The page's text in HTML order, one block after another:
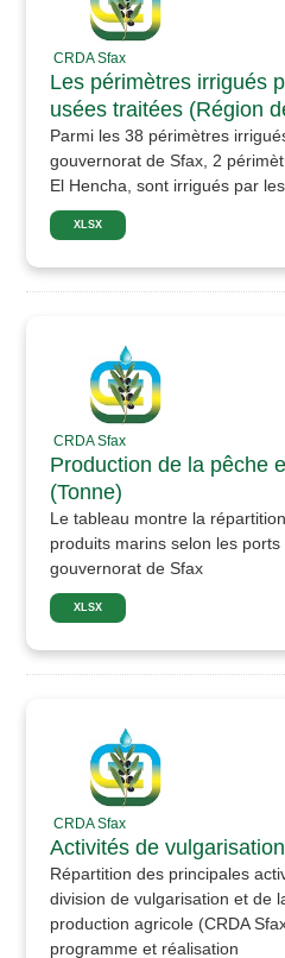
CRDA Sfax
Les périmètres irrigués
usées traitées (Région
Parmi les 38 périmètres
gouvernorat de Sfax, 2
El Hencha, sont irrigués par
XLSX
CRDA Sfax
Production de la pêche
(Tonne)
Le tableau montre la
produits marins selon les
gouvernorat de Sfax
XLSX
CRDA Sfax
Activités de
Répartition des principales
division de vulgarisation et de
production agricole (CRDA
programme et réalisation